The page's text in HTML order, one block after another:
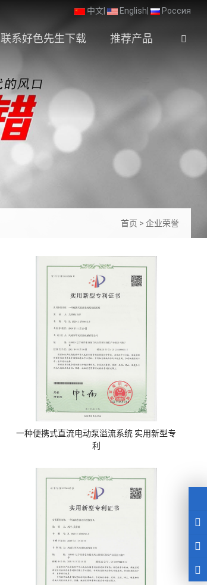
首页 >企业荣誉
中文 | English | Россия
联系好色先生下载 推荐产品
一种便携式直流电动泵溢流系统 实用新型专
利